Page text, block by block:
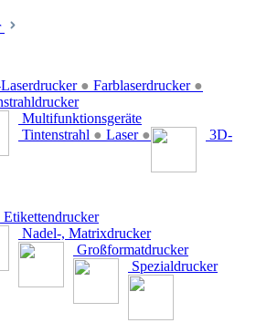
● Farblaserdrucker ●
Multifunktionsgeräte
Tintenstrahl ● Laser ● 3D-
Nadel-, Matrixdrucker
Großformatdrucker
Spezialdrucker